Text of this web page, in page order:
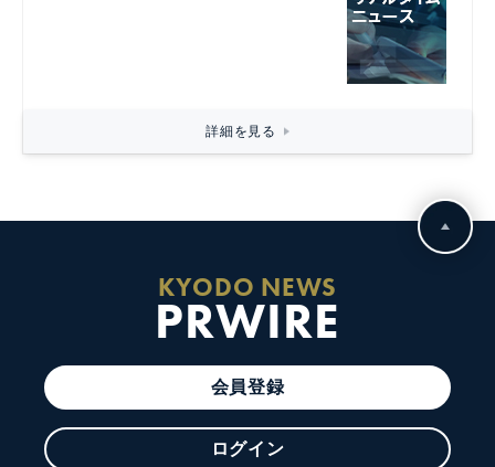
詳細を見る
KYODO NEWS
PRWIRE
会員登録
ログイン